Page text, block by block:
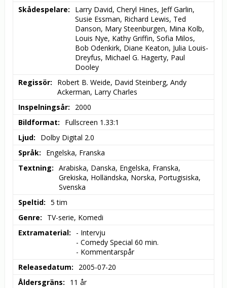
Skådespelare
Larry David, Cheryl Hines, Jeff Garlin,
Susie Essman, Richard Lewis, Ted
Danson, Mary Steenburgen, Mina Kolb,
Louis Nye, Kathy Griffin, Sofia Milos,
Bob Odenkirk, Diane Keaton, Julia Louis-
Dreyfus, Michael G. Hagerty, Paul
Dooley
Regissör
Robert B. Weide, David Steinberg, Andy
Ackerman, Larry Charles
Inspelningsår
2000
Bildformat
Fullscreen 1.33:1
Ljud
Dolby Digital 2.0
Språk
Engelska, Franska
Textning
Arabiska, Danska, Engelska, Franska,
Grekiska, Holländska, Norska, Portugisiska,
Svenska
Speltid
5 tim
Genre
TV-serie, Komedi
Extramaterial
- Intervju
- Comedy Special 60 min.
- Kommentarspår
Releasedatum
2005-07-20
Åldersgräns
11 år